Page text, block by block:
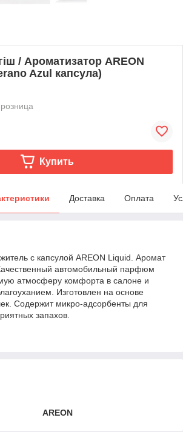
/ Ароматизатор AREON
Azul капсула)
Купить
Доставка Оплата
с капсулой AREON Liquid. Аромат
автомобильный парфюм
атмосферу комфорта в салоне и
Изготовлен на основе
Содержит микро-адсорбенты для
запахов.
AREON